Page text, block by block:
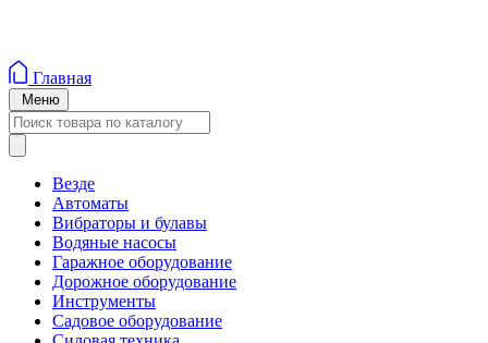
Главная
Меню
Везде
Автоматы
Вибраторы и булавы
Водяные насосы
Гаражное оборудование
Дорожное оборудование
Инструменты
Садовое оборудование